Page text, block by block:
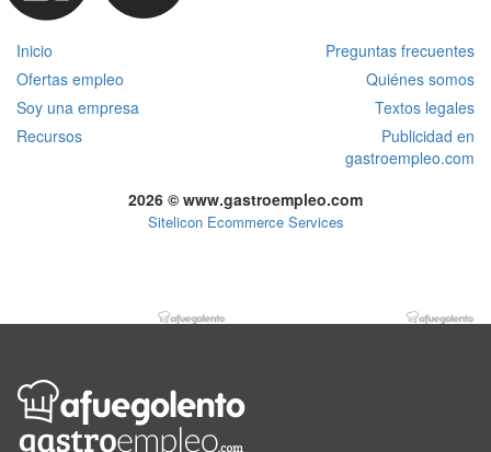
Inicio
Preguntas frecuentes
Ofertas empleo
Quiénes somos
Soy una empresa
Textos legales
Recursos
Publicidad en
gastroempleo.com
2026 © www.gastroempleo.com
Sitelicon Ecommerce Services